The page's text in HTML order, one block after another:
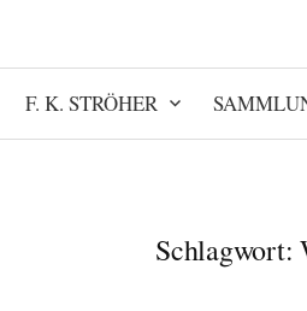
F. K. STRÖHER
Schlagwort: